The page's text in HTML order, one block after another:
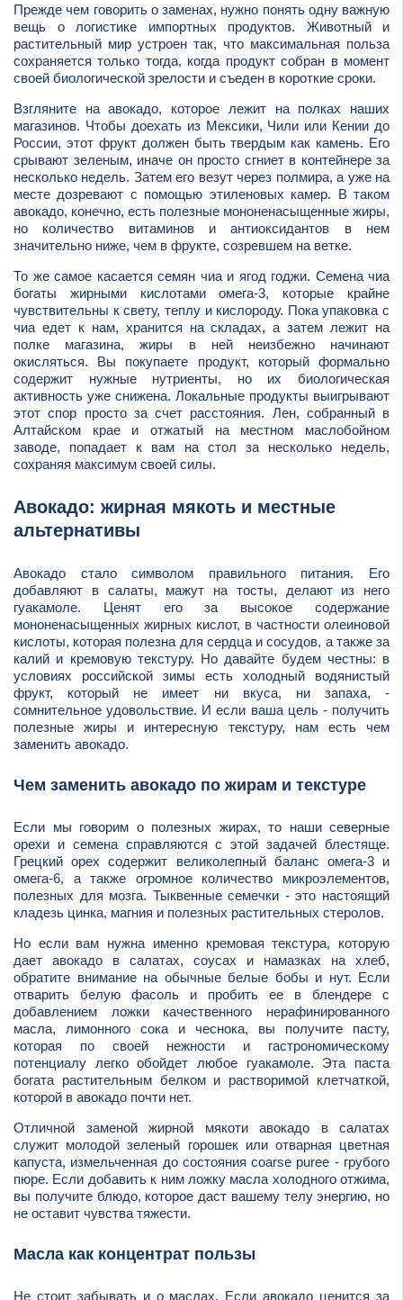
Прежде чем говорить о заменах, нужно понять одну важную
вещь о логистике импортных продуктов. Животный и
растительный мир устроен так, что максимальная польза
сохраняется только тогда, когда продукт собран в момент
своей биологической зрелости и съеден в короткие сроки.
Взгляните на авокадо, которое лежит на полках наших
магазинов. Чтобы доехать из Мексики, Чили или Кении до
России, этот фрукт должен быть твердым как камень. Его
срывают зеленым, иначе он просто сгниет в контейнере за
несколько недель. Затем его везут через полмира, а уже на
месте дозревают с помощью этиленовых камер. В таком
авокадо, конечно, есть полезные мононенасыщенные жиры,
но количество витаминов и антиоксидантов в нем
значительно ниже, чем в фрукте, созревшем на ветке.
То же самое касается семян чиа и ягод годжи. Семена чиа
богаты жирными кислотами омега-3, которые крайне
чувствительны к свету, теплу и кислороду. Пока упаковка с
чиа едет к нам, хранится на складах, а затем лежит на
полке магазина, жиры в ней неизбежно начинают
окисляться. Вы покупаете продукт, который формально
содержит нужные нутриенты, но их биологическая
активность уже снижена. Локальные продукты выигрывают
этот спор просто за счет расстояния. Лен, собранный в
Алтайском крае и отжатый на местном маслобойном
заводе, попадает к вам на стол за несколько недель,
сохраняя максимум своей силы.
Авокадо: жирная мякоть и местные
альтернативы
Авокадо стало символом правильного питания. Его
добавляют в салаты, мажут на тосты, делают из него
гуакамоле. Ценят его за высокое содержание
мононенасыщенных жирных кислот, в частности олеиновой
кислоты, которая полезна для сердца и сосудов, а также за
калий и кремовую текстуру. Но давайте будем честны: в
условиях российской зимы есть холодный водянистый
фрукт, который не имеет ни вкуса, ни запаха, -
сомнительное удовольствие. И если ваша цель - получить
полезные жиры и интересную текстуру, нам есть чем
заменить авокадо.
Чем заменить авокадо по жирам и текстуре
Если мы говорим о полезных жирах, то наши северные
орехи и семена справляются с этой задачей блестяще.
Грецкий орех содержит великолепный баланс омега-3 и
омега-6, а также огромное количество микроэлементов,
полезных для мозга. Тыквенные семечки - это настоящий
кладезь цинка, магния и полезных растительных стеролов.
Но если вам нужна именно кремовая текстура, которую
дает авокадо в салатах, соусах и намазках на хлеб,
обратите внимание на обычные белые бобы и нут. Если
отварить белую фасоль и пробить ее в блендере с
добавлением ложки качественного нерафинированного
масла, лимонного сока и чеснока, вы получите пасту,
которая по своей нежности и гастрономическому
потенциалу легко обойдет любое гуакамоле. Эта паста
богата растительным белком и растворимой клетчаткой,
которой в авокадо почти нет.
Отличной заменой жирной мякоти авокадо в салатах
служит молодой зеленый горошек или отварная цветная
капуста, измельченная до состояния coarse puree - грубого
пюре. Если добавить к ним ложку масла холодного отжима,
вы получите блюдо, которое даст вашему телу энергию, но
не оставит чувства тяжести.
Масла как концентрат пользы
Не стоит забывать и о маслах. Если авокадо ценится за